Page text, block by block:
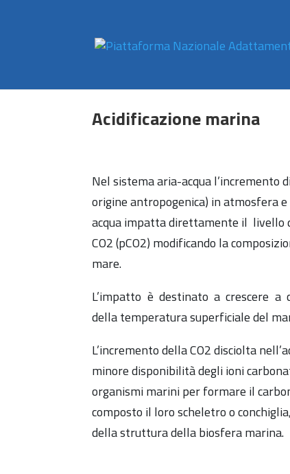
Acidificazione marina
Nel sistema aria-acqua l’incremento
origine antropogenica) in atmosfera
acqua impatta direttamente il livello
CO2 (pCO2) modificando la
mare.
L’impatto è destinato a crescere a
della temperatura superficiale del
L’incremento della CO2 disciolta
minore disponibilità degli ioni
organismi marini per formare il
composto il loro scheletro o
della struttura della biosfera marina.